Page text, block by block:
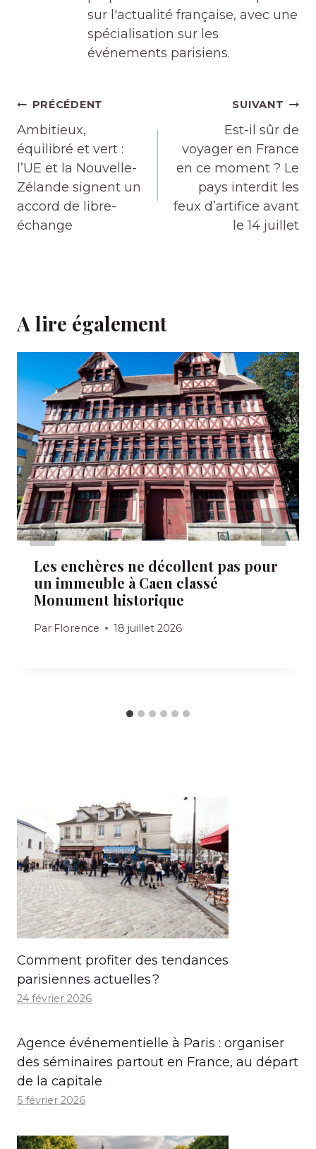
sur l'actualité française, avec une
spécialisation sur les
événements parisiens.
Navigation
de
l’article
PRÉCÉDENT
Ambitieux,
équilibré et vert :
l’UE et la Nouvelle-
Zélande signent un
accord de libre-
échange
SUIVANT
Est-il sûr de
voyager en France
en ce moment ? Le
pays interdit les
feux d’artifice avant
le 14 juillet
A lire également
Les enchères ne décollent pas pour
un immeuble à Caen classé
Monument historique
Par Florence 18 juillet 2026
Comment profiter des tendances
parisiennes actuelles ?
24 février 2026
Agence événementielle à Paris : organiser
des séminaires partout en France, au départ
de la capitale
5 février 2026